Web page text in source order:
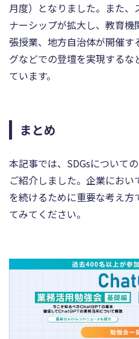
⽉度）となりました。また
ナーシップが拡⼤し、教育機
張授業、地⽅⾃治体が開催す
グなどでの登壇を実現する
ています。
まとめ
本記事では、SDGsについて
ご紹介しました。企業におい
を続けるために重要な考え方
てみてください。